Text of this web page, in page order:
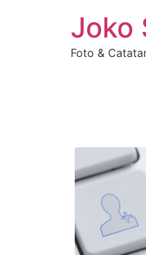
Joko
Foto &